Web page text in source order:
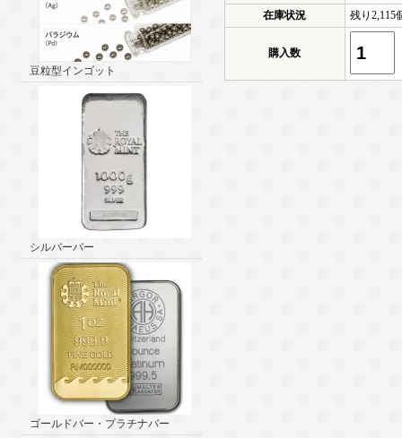
豆粒型インゴット
シルバーバー
ゴールドバー・プラチナバー
在庫状況
残り2,115
購入数